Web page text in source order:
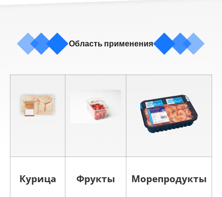
Область применения
Курица Фрукты Морепродукты